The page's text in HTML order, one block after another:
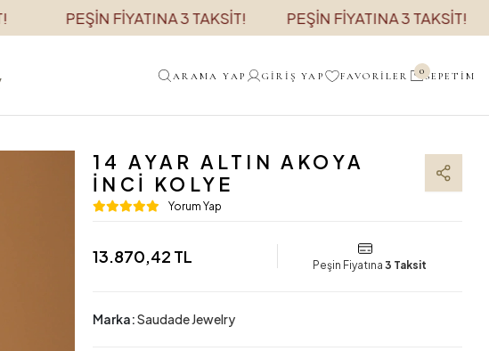
PEŞİN FİYATINA 3 TAKSİT! PEŞİN FİYATINA 3 TAKSİT!
ARAMA YAP GIRIŞ YAP FAVORILER 0 SEPETIM
14 AYAR ALTIN AKOYA
İNCI KOLYE
Yorum Yap
13.870,42 TL Peşin Fiyatına3 Taksit
Marka:Saudade Jewelry